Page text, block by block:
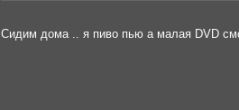
Сидим дома .. я пиво пью а малая DVD